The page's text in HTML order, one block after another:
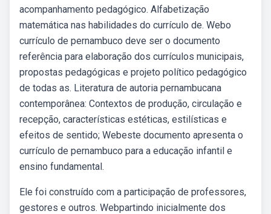
acompanhamento pedagógico. Alfabetização
matemática nas habilidades do currículo de. Webo
currículo de pernambuco deve ser o documento
referência para elaboração dos currículos municipais,
propostas pedagógicas e projeto político pedagógico
de todas as. Literatura de autoria pernambucana
contemporânea: Contextos de produção, circulação e
recepção, características estéticas, estilísticas e
efeitos de sentido; Webeste documento apresenta o
currículo de pernambuco para a educação infantil e
ensino fundamental.
Ele foi construído com a participação de professores,
gestores e outros. Webpartindo inicialmente dos